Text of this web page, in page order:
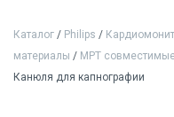
Каталог / Philips /
материалы / МРТ
Канюля для капнографии